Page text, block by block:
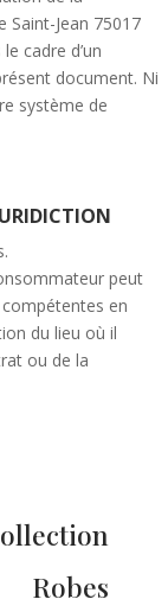
Saint-Jean 75017
cadre d’un
document. Ni
système de
peut
en
du lieu où il
ou de la
Robes